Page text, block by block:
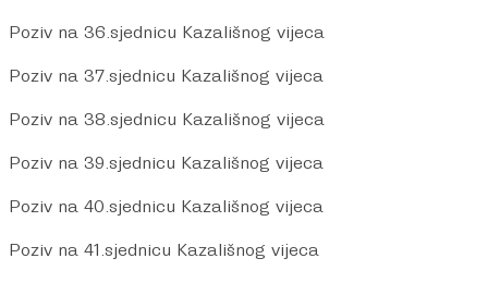
Poziv na 36.sjednicu Kazališnog vijeca
Poziv na 37.sjednicu Kazališnog vijeca
Poziv na 38.sjednicu Kazališnog vijeca
Poziv na 39.sjednicu Kazališnog vijeca
Poziv na 40.sjednicu Kazališnog vijeca
Poziv na 41.sjednicu Kazališnog vijeca